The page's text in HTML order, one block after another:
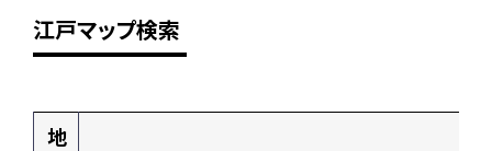
江戸マップ検索
地